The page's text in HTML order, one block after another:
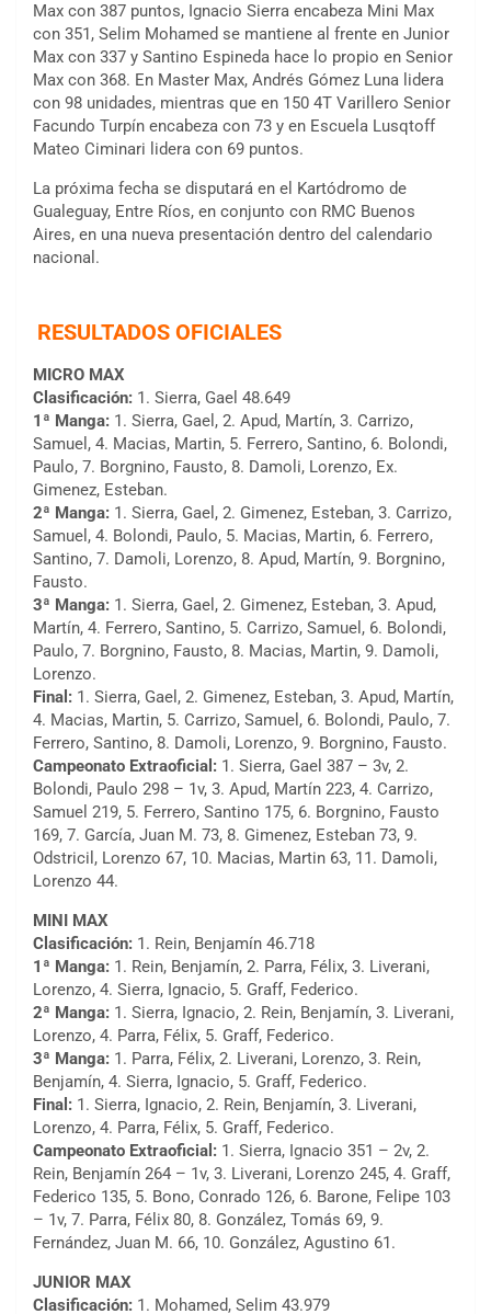
Max con 387 puntos, Ignacio Sierra encabeza Mini Max
con 351, Selim Mohamed se mantiene al frente en Junior
Max con 337 y Santino Espineda hace lo propio en Senior
Max con 368. En Master Max, Andrés Gómez Luna lidera
con 98 unidades, mientras que en 150 4T Varillero Senior
Facundo Turpín encabeza con 73 y en Escuela Lusqtoff
Mateo Ciminari lidera con 69 puntos.
La próxima fecha se disputará en el Kartódromo de
Gualeguay, Entre Ríos, en conjunto con RMC Buenos
Aires, en una nueva presentación dentro del calendario
nacional.
RESULTADOS OFICIALES
MICRO MAX
Clasificación: 1. Sierra, Gael 48.649
1ª Manga: 1. Sierra, Gael, 2. Apud, Martín, 3. Carrizo,
Samuel, 4. Macias, Martin, 5. Ferrero, Santino, 6. Bolondi,
Paulo, 7. Borgnino, Fausto, 8. Damoli, Lorenzo, Ex.
Gimenez, Esteban.
2ª Manga: 1. Sierra, Gael, 2. Gimenez, Esteban, 3. Carrizo,
Samuel, 4. Bolondi, Paulo, 5. Macias, Martin, 6. Ferrero,
Santino, 7. Damoli, Lorenzo, 8. Apud, Martín, 9. Borgnino,
Fausto.
3ª Manga: 1. Sierra, Gael, 2. Gimenez, Esteban, 3. Apud,
Martín, 4. Ferrero, Santino, 5. Carrizo, Samuel, 6. Bolondi,
Paulo, 7. Borgnino, Fausto, 8. Macias, Martin, 9. Damoli,
Lorenzo.
Final: 1. Sierra, Gael, 2. Gimenez, Esteban, 3. Apud, Martín,
4. Macias, Martin, 5. Carrizo, Samuel, 6. Bolondi, Paulo, 7.
Ferrero, Santino, 8. Damoli, Lorenzo, 9. Borgnino, Fausto.
Campeonato Extraoficial: 1. Sierra, Gael 387 – 3v, 2.
Bolondi, Paulo 298 – 1v, 3. Apud, Martín 223, 4. Carrizo,
Samuel 219, 5. Ferrero, Santino 175, 6. Borgnino, Fausto
169, 7. García, Juan M. 73, 8. Gimenez, Esteban 73, 9.
Odstricil, Lorenzo 67, 10. Macias, Martin 63, 11. Damoli,
Lorenzo 44.
MINI MAX
Clasificación: 1. Rein, Benjamín 46.718
1ª Manga: 1. Rein, Benjamín, 2. Parra, Félix, 3. Liverani,
Lorenzo, 4. Sierra, Ignacio, 5. Graff, Federico.
2ª Manga: 1. Sierra, Ignacio, 2. Rein, Benjamín, 3. Liverani,
Lorenzo, 4. Parra, Félix, 5. Graff, Federico.
3ª Manga: 1. Parra, Félix, 2. Liverani, Lorenzo, 3. Rein,
Benjamín, 4. Sierra, Ignacio, 5. Graff, Federico.
Final: 1. Sierra, Ignacio, 2. Rein, Benjamín, 3. Liverani,
Lorenzo, 4. Parra, Félix, 5. Graff, Federico.
Campeonato Extraoficial: 1. Sierra, Ignacio 351 – 2v, 2.
Rein, Benjamín 264 – 1v, 3. Liverani, Lorenzo 245, 4. Graff,
Federico 135, 5. Bono, Conrado 126, 6. Barone, Felipe 103
– 1v, 7. Parra, Félix 80, 8. González, Tomás 69, 9.
Fernández, Juan M. 66, 10. González, Agustino 61.
JUNIOR MAX
Clasificación: 1. Mohamed, Selim 43.979